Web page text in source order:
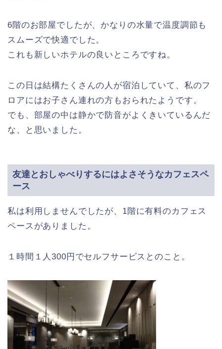
6階のお部屋でしたが、かなりの水量で温度調節も
スムーズで快適でした。
これも新しいホテルの良いところですね。
この日は結構たくさんの人が宿泊していて、私のフ
ロアにはお子さん連れの方もおられたようです。
でも、部屋の中は静かで防音がよくきいているんだ
な、と思いました。
友達とおしゃべりするにはよさそうなカフェスペ
ース
私は利用しませんでしたが、1階に有料のカフェス
ペースがありました。
１時間１人300円でセルフサービスとのこと。